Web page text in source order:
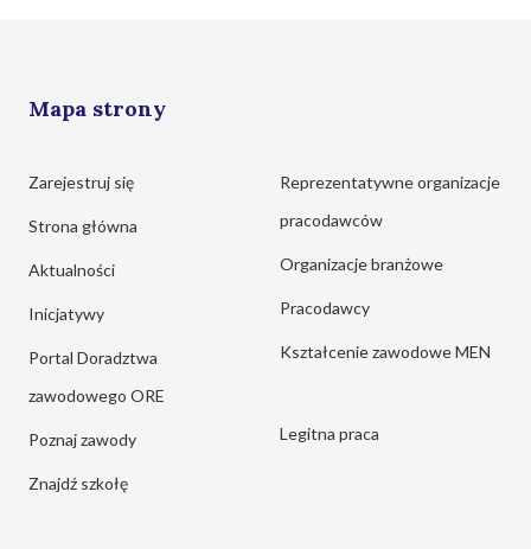
Mapa strony
Zarejestruj się
Strona główna
Aktualności
Inicjatywy
Portal Doradztwa
zawodowego ORE
Poznaj zawody
Znajdź szkołę
Reprezentatywne organizacje
pracodawców
Organizacje branżowe
Pracodawcy
Kształcenie zawodowe MEN
Legitna praca